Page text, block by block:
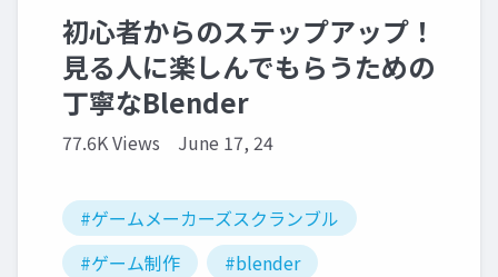
初心者からのステップアップ！
見る人に楽しんでもらうための
丁寧なBlender
77.6K Views June 17, 24
#ゲームメーカーズスクランブル
#ゲーム制作
#blender